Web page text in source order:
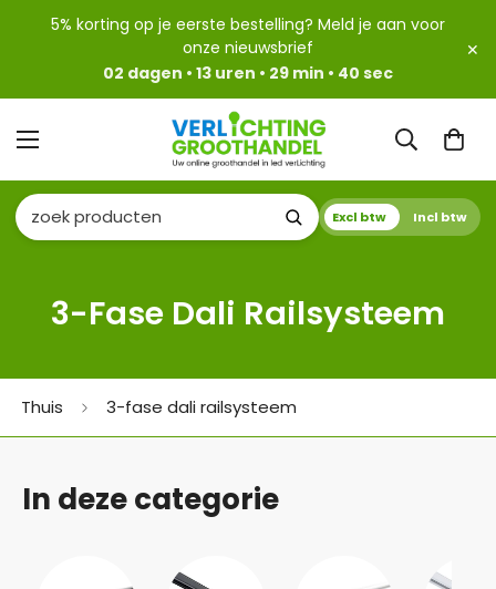
5% korting op je eerste bestelling? Meld je aan voor
onze nieuwsbrief
02 dagen • 13 uren • 29 min • 39 sec
✕
Excl btw Incl btw
3-Fase Dali Railsysteem
Thuis 3-fase dali railsysteem
In deze categorie